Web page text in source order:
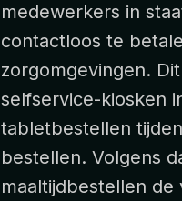
medewerkers in
contactloos te
zorgomgevingen.
selfservice-kiosken
tabletbestellen
bestellen. Volgens
maaltijdbestellen